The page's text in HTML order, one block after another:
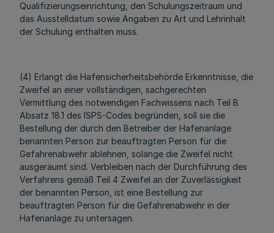
Qualifizierungseinrichtung, den Schulungszeitraum und
das Ausstelldatum sowie Angaben zu Art und Lehrinhalt
der Schulung enthalten muss.
(4) Erlangt die Hafensicherheitsbehörde Erkenntnisse, die
Zweifel an einer vollständigen, sachgerechten
Vermittlung des notwendigen Fachwissens nach Teil B
Absatz 18.1 des ISPS-Codes begründen, soll sie die
Bestellung der durch den Betreiber der Hafenanlage
benannten Person zur beauftragten Person für die
Gefahrenabwehr ablehnen, solange die Zweifel nicht
ausgeräumt sind. Verbleiben nach der Durchführung des
Verfahrens gemäß Teil 4 Zweifel an der Zuverlässigkeit
der benannten Person, ist eine Bestellung zur
beauftragten Person für die Gefahrenabwehr in der
Hafenanlage zu untersagen.